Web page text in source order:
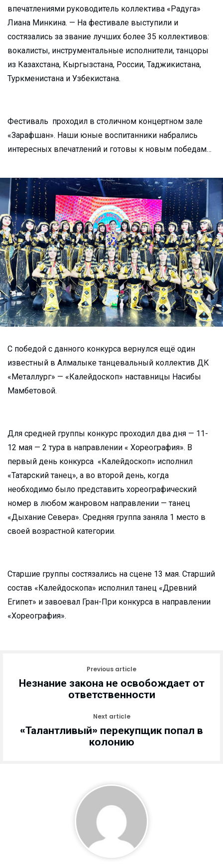
впечатлениями руководитель коллектива «Радуга»
Лиана Минкина. — На фестивале выступили и
состязались за звание лучших более 35 коллективов:
вокалисты, инструментальные исполнители, танцоры
из Казахстана, Кыргызстана, России, Таджикистана,
Туркменистана и Узбекистана.
Фестиваль проходил в столичном концертном зале
«Зарафшан». Наши юные воспитанники набрались
интересных впечатлений и готовы к новым победам…
С победой с данного конкурса вернулся ещё один
известный в Алмалыке танцевальный коллектив ДК
«Металлург» — «Калейдоскоп» наставницы Насибы
Мамбетовой.
Для средней группы конкурс проходил два дня — 11-
12 мая — 2 тура в направлении « Хореография». В
первый день конкурса «Калейдоскоп» исполнил
«Татарский танец», а во второй день, когда
необходимо было представить хореографический
номер в любом жанровом направлении — танец
«Дыхание Севера». Средняя группа заняла 1 место в
своей возрастной категории.
Старшие группы состязались на сцене 13 мая. Старший
состав «Калейдоскопа» исполнил танец «Древний
Египет» и завоевал Гран-При конкурса в направлении
«Хореография».
Previous article
Незнание закона не освобождает от
ответственности
Next article
«Талантливый» перекупщик попал в
колонию